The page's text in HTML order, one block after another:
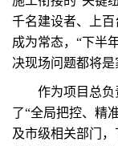
千名建设者、上
成为常态，“下半
决现场问题都将是
作为项目总负
了“全局把控、精
及市级相关部门